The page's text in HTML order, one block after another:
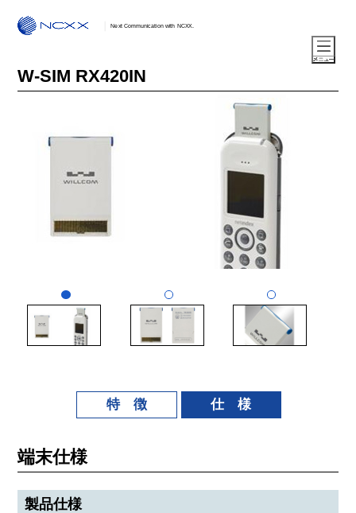
Next Communication with NCXX.
W-SIM RX420IN
特 徴 仕 様
端末仕様
製品仕様